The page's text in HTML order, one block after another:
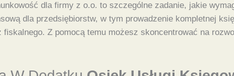
dla firmy z o.o. to szczególne zadanie, jakie
dla przedsiębiorstw, w tym prowadzenie kompletnej
Z pomocą temu możesz skoncentrować na